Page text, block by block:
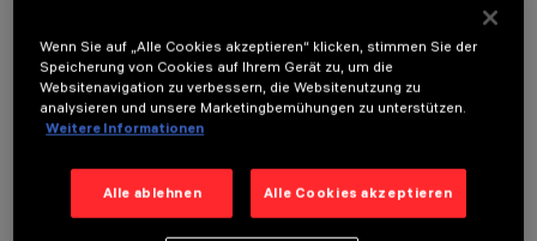
Wenn Sie auf „Alle Cookies akzeptieren“ klicken, stimmen Sie der
Speicherung von Cookies auf Ihrem Gerät zu, um die
Websitenavigation zu verbessern, die Websitenutzung zu
analysieren und unsere Marketingbemühungen zu unterstützen.
Weitere Informationen
Alle ablehnen Alle Cookies akzeptieren